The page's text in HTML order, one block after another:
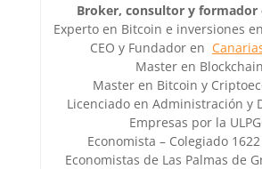
Broker, consultor y formador
Experto en Bitcoin e inversiones en
CEO y Fundador en
Master en Blockchain
Master en Bitcoin y
Licenciado en Administración y
Empresas por la
Economista – Colegiado
Economistas de Las Palmas de